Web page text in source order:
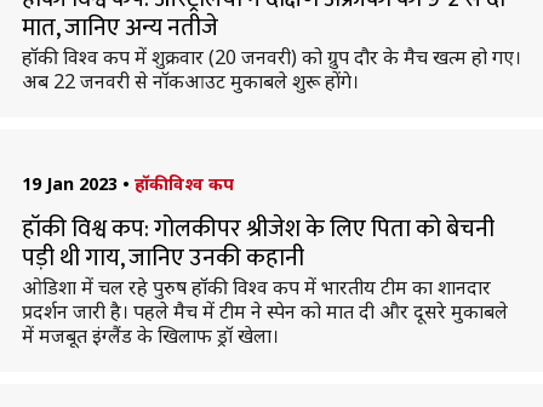
मात, जानिए अन्य नतीजे
हॉकी विश्व कप में शुक्रवार (20 जनवरी) को ग्रुप दौर के मैच खत्म हो गए।
अब 22 जनवरी से नॉकआउट मुकाबले शुरू होंगे।
19 Jan 2023 • हॉकी विश्व कप
हॉकी विश्व कप: गोलकीपर श्रीजेश के लिए पिता को बेचनी
पड़ी थी गाय, जानिए उनकी कहानी
ओडिशा में चल रहे पुरुष हॉकी विश्व कप में भारतीय टीम का शानदार
प्रदर्शन जारी है। पहले मैच में टीम ने स्पेन को मात दी और दूसरे मुकाबले
में मजबूत इंग्लैंड के खिलाफ ड्रॉ खेला।